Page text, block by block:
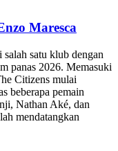
Maresca
satu klub dengan
panas 2026. Memasuki
Citizens mulai
beberapa pemain
Nathan Aké, dan
mendatangkan